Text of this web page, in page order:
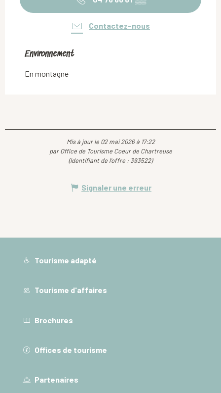
Contactez-nous
Environnement
Environnement
En montagne
Mis à jour le 02 mai 2026 à 17:22
par Office de Tourisme Coeur de Chartreuse
(Identifiant de l'offre : 393522)
Signaler une erreur
Tourisme adapté
Tourisme d'affaires
Brochures
Offices de tourisme
Partenaires